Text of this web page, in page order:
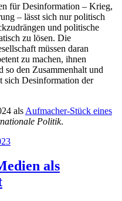
für Desinformation – Krieg,
– lässt sich nur politisch
und politische
zu lösen. Die
müssen daran
zu machen, ihnen
so den Zusammenhalt und
sich Desinformation der
als Aufmacher-Stück eines
Politik.
als